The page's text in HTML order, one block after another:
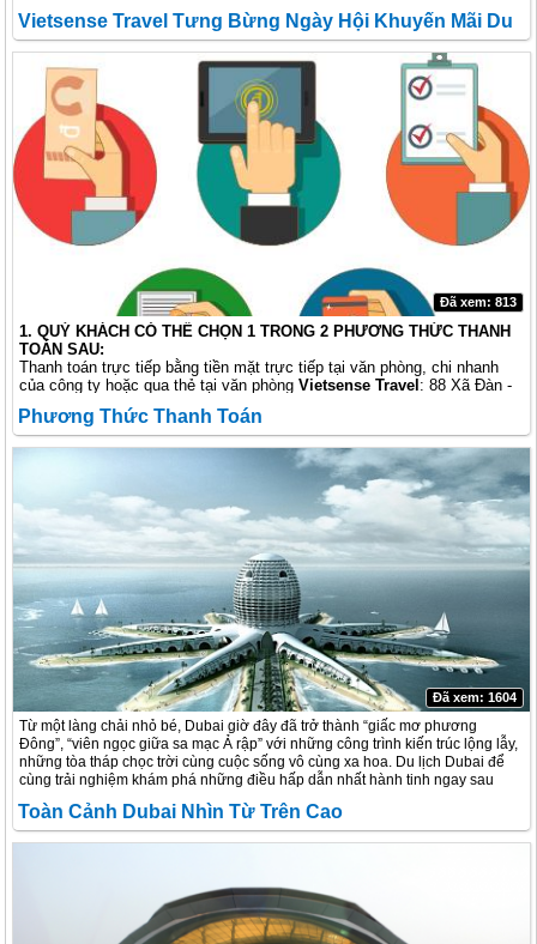
Vietsense Travel Tưng Bừng Ngày Hội Khuyến Mãi Du
Lịch Hà Nội 2016
1. QUÝ KHÁCH CÓ THỂ CHỌN 1 TRONG 2 PHƯƠNG THỨC THANH
TOÁN SAU:
Thanh toán trực tiếp bằng tiền mặt trực tiếp tại văn phòng, chi nhanh
của công ty hoặc qua thẻ tại văn phòng Vietsense Travel : 88 Xã Đàn -
Thanh toán bằng chuyển khoản tới tài khoản của ngân hàng Công Ty Du
Lịch Vietsense - Vietsense Travel (khách hàng chịu phí chuyển khoản
Đã xem: 813
Phương Thức Thanh Toán
Từ một làng chải nhỏ bé, Dubai giờ đây đã trở thành “giấc mơ phương
Đông”, “viên ngọc giữa sa mạc Ả rập” với những công trình kiến trúc lộng lẫy,
những tòa tháp chọc trời cùng cuộc sống vô cùng xa hoa. Du lịch Dubai để
cùng trải nghiệm khám phá những điều hấp dẫn nhất hành tinh ngay sau
Đã xem: 1604
Toàn Cảnh Dubai Nhìn Từ Trên Cao